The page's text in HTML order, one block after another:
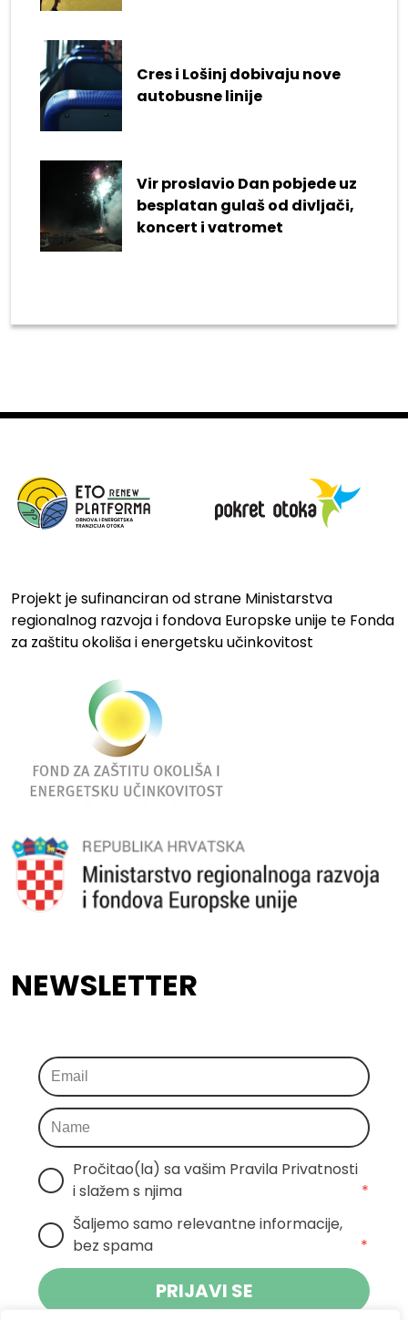
Cres i Lošinj dobivaju nove
autobusne linije
Vir proslavio Dan pobjede uz
besplatan gulaš od divljači,
koncert i vatromet
Projekt je sufinanciran od strane Ministarstva
regionalnog razvoja i fondova Europske unije te Fonda
za zaštitu okoliša i energetsku učinkovitost
NEWSLETTER
Pročitao(la) sa vašim Pravila Privatnosti
i slažem s njima
*
Šaljemo samo relevantne informacije,
bez spama
*
PRIJAVI SE